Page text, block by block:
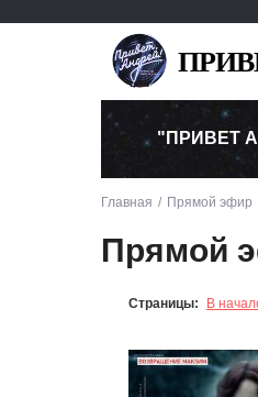
"ПРИВЕТ
Главная Прямой эфир
Прямой
Страницы: В